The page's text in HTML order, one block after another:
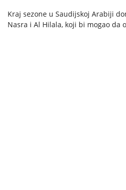
Kraj sezone u Saudijskoj Arabiji
Nasra i Al Hilala, koji bi mogao da